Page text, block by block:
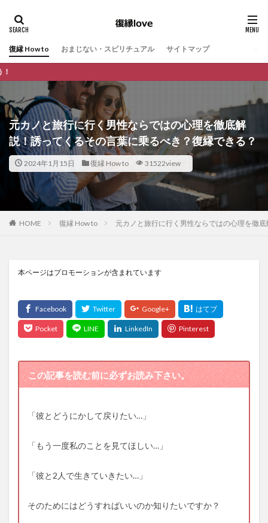
復縁 How to おまじない・スピリチュアル サイトマップ
元カノと旅行に行く男性ならではの心理を徹底解
説！誘ってくるその言葉に乗るべき？復縁できる？
2024年1月15日 復縁 How to 31522view
HOME 復縁 How to 元カノと旅行に行く男性ならではの心理を徹
本ページはプロモーションが含まれています
この記事を読む前に必ずお読み下さい。
「彼とどうにかして戻りたい…」
「もう一度私のことを見てほしい…」
「彼と2人で生きていきたい…」
そのためにはどうすればいいのか知りたいですか？